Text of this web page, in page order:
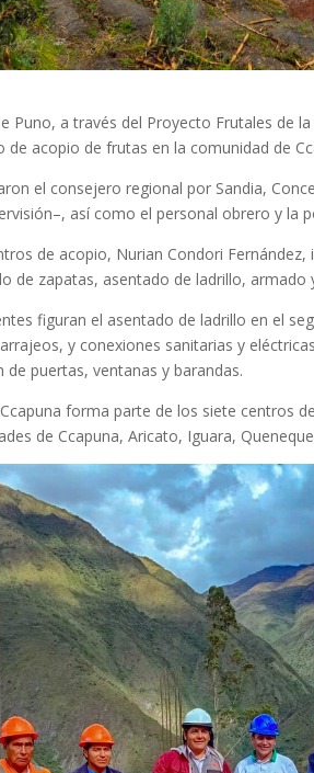
Puno, a través del Proyecto Frutales de
acopio de frutas en la comunidad de
el consejero regional por Sandia,
así como el personal obrero y la
de acopio, Nurian Condori
de zapatas, asentado de ladrillo,
figuran el asentado de ladrillo en el
y conexiones sanitarias y
de puertas, ventanas y barandas.
forma parte de los siete centros
de Ccapuna, Aricato, Iguara,